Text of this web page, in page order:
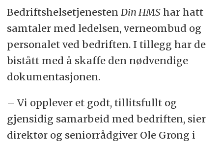
Bedriftshelsetjenesten Din HMShar hatt
samtaler med ledelsen, verneombud og
personalet ved bedriften. I tillegg har de
bistått med å skaffe den nødvendige
dokumentasjonen.
– Vi opplever et godt, tillitsfullt og
gjensidig samarbeid med bedriften, sier
direktør og seniorrådgiver Ole Grong i